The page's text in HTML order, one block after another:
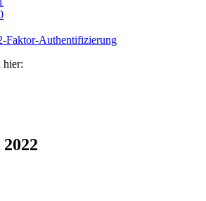
Faktor-Authentifizierung
hier: